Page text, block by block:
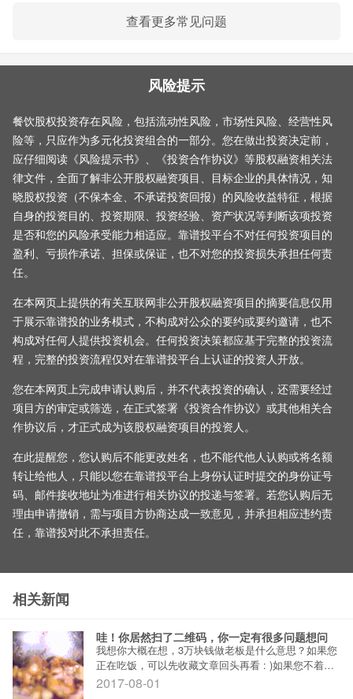
查看更多常见问题
风险提示
餐饮股权投资存在风险，包括流动性风险，市场性风险、经营性风
险等，只应作为多元化投资组合的一部分。您在做出投资决定前，
应仔细阅读《风险提示书》、《投资合作协议》等股权融资相关法
律文件，全面了解非公开股权融资项目、目标企业的具体情况，知
晓股权投资（不保本金、不承诺投资回报）的风险收益特征，根据
自身的投资目的、投资期限、投资经验、资产状况等判断该项投资
是否和您的风险承受能力相适应。靠谱投平台不对任何投资项目的
盈利、亏损作承诺、担保或保证，也不对您的投资损失承担任何责
任。
在本网页上提供的有关互联网非公开股权融资项目的摘要信息仅用
于展示靠谱投的业务模式，不构成对公众的要约或要约邀请，也不
构成对任何人提供投资机会。任何投资决策都应基于完整的投资流
程，完整的投资流程仅对在靠谱投平台上认证的投资人开放。
您在本网页上完成申请认购后，并不代表投资的确认，还需要经过
项目方的审定或筛选，在正式签署《投资合作协议》或其他相关合
作协议后，才正式成为该股权融资项目的投资人。
在此提醒您，您认购后不能更改姓名，也不能代他人认购或将名额
转让给他人，只能以您在靠谱投平台上身份认证时提交的身份证号
码、邮件接收地址为准进行相关协议的投递与签署。若您认购后无
理由申请撤销，需与项目方协商达成一致意见，并承担相应违约责
任，靠谱投对此不承担责任。
相关新闻
哇！你居然扫了二维码，你一定有很多问题想问
我想你大概在想，3万块钱做老板是什么意思？如果您
正在吃饭，可以先收藏文章回头再看 : )如果您不着
急，请听我慢慢道来...您应该想知道，3万块能当什么
2017-08-01